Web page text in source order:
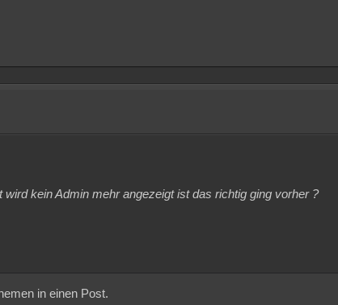
kein Admin mehr angezeigt ist das richtig ging vorher ?
in einen Post.